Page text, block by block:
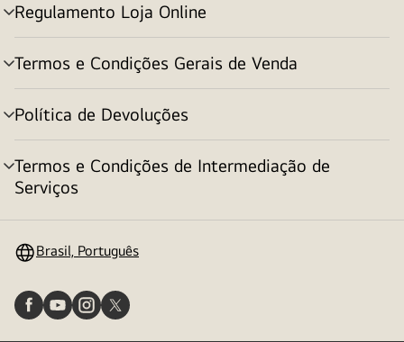
Regulamento Loja Online
alternar
menu
Termos e Condições Gerais de Venda
alternar
menu
Política de Devoluções
alternar
menu
Termos e Condições de Intermediação de
Serviços
alternar
Brasil, Português